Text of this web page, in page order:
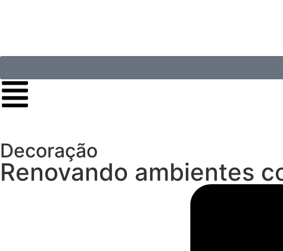
Decoração
Renovando ambientes